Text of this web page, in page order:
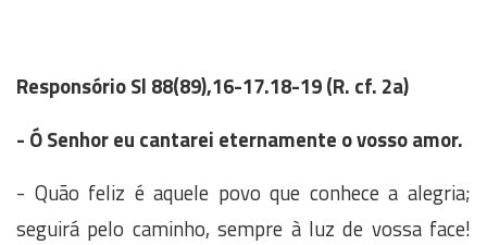
ResponsórioSl 88(89),16-17.18-19 (R. cf. 2a)
- Ó Senhor eu cantarei eternamente o vosso amor.
- Quão feliz é aquele povo que conhece a alegria;
seguirá pelo caminho, sempre à luz de vossa face!